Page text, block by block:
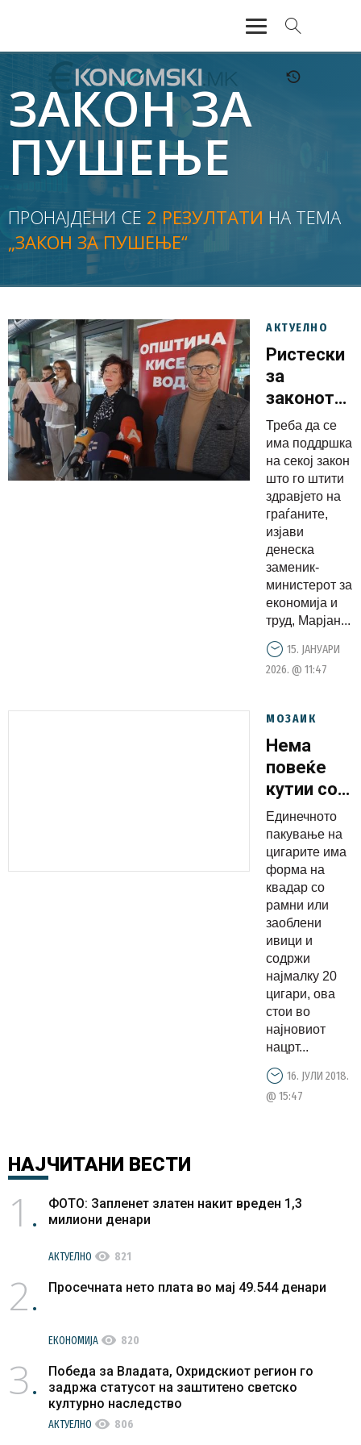
АКТУЕЛНО
ЕКОНОМИЈА
ФИНАНСИИ
БАНКАРСТВО
ЖИВОТ
МОЗАИК
ЗАКОН ЗА
ПУШЕЊЕ
ПРОНАЈДЕНИ СЕ 2 РЕЗУЛТАТИ НА ТЕМА
„ЗАКОН ЗА ПУШЕЊЕ“
АКТУЕЛНО
Ристески
за
законот
против
пушење:
Треба да
се
поддржи
секој
закон што
го штити
здравјето
Треба да се
има поддршка
на секој закон
што го штити
здравјето на
граѓаните,
изјави
денеска
заменик-
министерот за
економија и
труд, Марјан...
15. ЈАНУАРИ
2026. @ 11:47
МОЗАИК
Нема
повеќе
кутии со
19
цигари,
ниту
„Лајт“
ниту било
каков
натпис кој
сугерира
намалена
штетност
Единечното
пакување на
цигарите има
форма на
квадар со
рамни или
заоблени
ивици и
содржи
најмалку 20
цигари, ова
стои во
најновиот
нацрт...
16. ЈУЛИ 2018.
@ 15:47
НАЈЧИТАНИ ВЕСТИ
1
ФОТО: Запленет златен накит вреден 1,3
милиони денари
АКТУЕЛНО visibility 821
2 Просечната нето плата во мај 49.544 денари
ЕКОНОМИЈА visibility 820
3
Победа за Владата, Охридскиот регион го
задржа статусот на заштитено светско
културно наследство
АКТУЕЛНО visibility 806